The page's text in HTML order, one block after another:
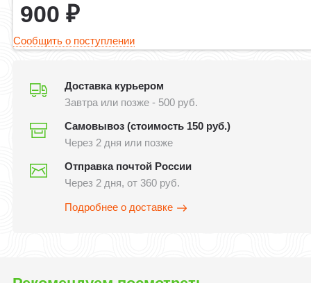
900₽
Сообщить о поступлении
Доставка курьером
Завтра или позже - 500 руб.
Самовывоз (стоимость 150 руб.)
Через 2 дня или позже
Отправка почтой России
Через 2 дня, от 360 руб.
Подробнее о доставке